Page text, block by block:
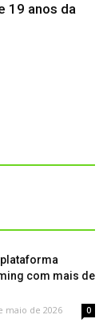
19 anos da
com mais de
maio de 2026 0